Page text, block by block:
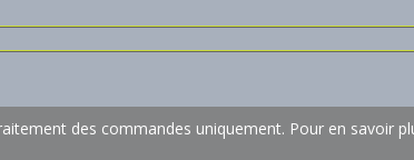
des commandes uniquement. Pour en savoir